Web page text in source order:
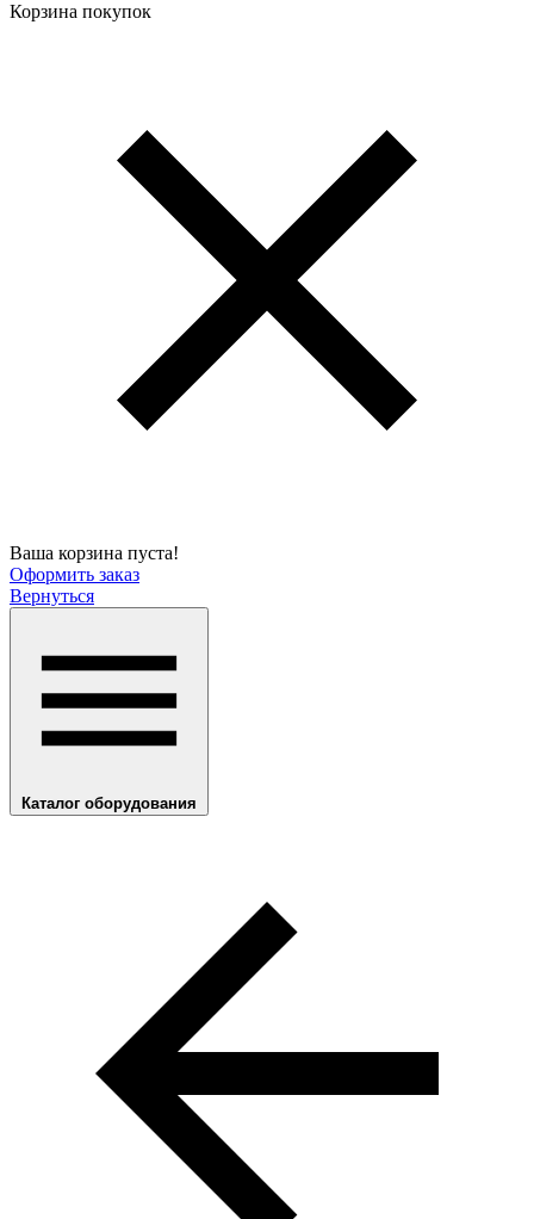
Корзина покупок
Ваша корзина пуста!
Оформить заказ
Вернуться
Каталог оборудования